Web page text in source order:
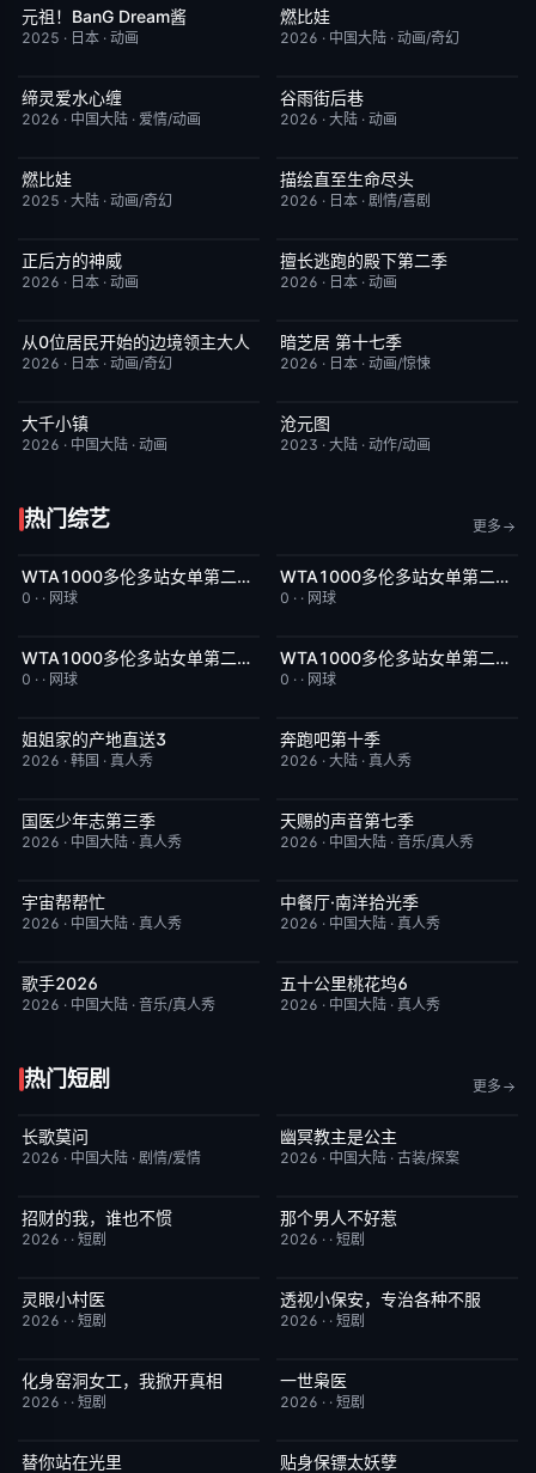
更新至第44集
元祖！BanG Dream酱
2025 · 日本 · 动画
今日更新
燃比娃
2026 · 中国大陆 · 动画/奇幻
更新至第02集
缔灵爱水心缠
2026 · 中国大陆 · 爱情/动画
更新至第2集
谷雨街后巷
2026 · 大陆 · 动画
HD国语
燃比娃
2025 · 大陆 · 动画/奇幻
更新至第06集
描绘直至生命尽头
2026 · 日本 · 剧情/喜剧
更新至第06集
正后方的神威
2026 · 日本 · 动画
更新至第04集
擅长逃跑的殿下第二季
2026 · 日本 · 动画
更新至第06集 1.0
从0位居民开始的边境领主大人
2026 · 日本 · 动画/奇幻
更新至第3集
暗芝居 第十七季
2026 · 日本 · 动画/惊悚
更新至第5集
大千小镇
2026 · 中国大陆 · 动画
更新至第89集
沧元图
2023 · 大陆 · 动作/动画
热门综艺 更多
8月8日上线 5.0WTA1000多伦多站女单第二轮：扎拉祖阿VS费尔南德斯
0 · · 网球
8月8日上线 5.0WTA1000多伦多站女单第二轮：帕克斯VS伊埃拉
0 · · 网球
8月8日上线 3.0WTA1000多伦多站女单第二轮：卡萨金娜VS莱巴金娜
0 · · 网球
8月8日上线 5.0WTA1000多伦多站女单第二轮：戴伊VS高芙
0 · · 网球
更新至第02集
姐姐家的产地直送3
2026 · 韩国 · 真人秀
已完结
奔跑吧第十季
2026 · 大陆 · 真人秀
今日更新
国医少年志第三季
2026 · 中国大陆 · 真人秀
今日更新
天赐的声音第七季
2026 · 中国大陆 · 音乐/真人秀
更新至第3期
宇宙帮帮忙
2026 · 中国大陆 · 真人秀
更新至第8期
中餐厅·南洋拾光季
2026 · 中国大陆 · 真人秀
今日更新
歌手2026
2026 · 中国大陆 · 音乐/真人秀
今日更新
五十公里桃花坞6
2026 · 中国大陆 · 真人秀
热门短剧 更多
已完结
长歌莫问
2026 · 中国大陆 · 剧情/爱情
已完结
幽冥教主是公主
2026 · 中国大陆 · 古装/探案
完结
招财的我，谁也不惯
2026 · · 短剧
完结
那个男人不好惹
2026 · · 短剧
完结
灵眼小村医
2026 · · 短剧
完结
透视小保安，专治各种不服
2026 · · 短剧
完结
化身窑洞女工，我掀开真相
2026 · · 短剧
完结
一世枭医
2026 · · 短剧
完结
替你站在光里 完结
贴身保镖太妖孽